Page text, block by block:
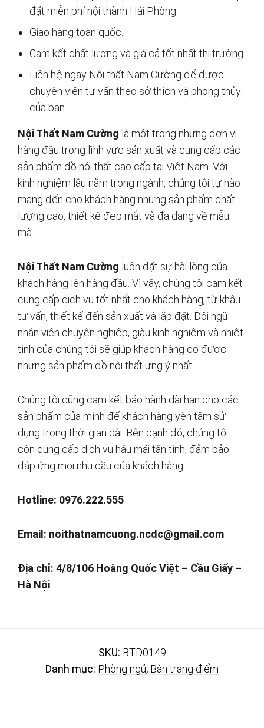
đặt miễn phí nội thành Hải Phòng.
Giao hàng toàn quốc.
Cam kết chất lượng và giá cả tốt nhất thị trường
Liên hệ ngay Nội thất Nam Cường để được
chuyên viên tư vấn theo sở thích và phong thủy
của bạn.
Nội Thất Nam Cường là một trong những đơn vị
hàng đầu trong lĩnh vực sản xuất và cung cấp các
sản phẩm đồ nội thất cao cấp tại Việt Nam. Với
kinh nghiệm lâu năm trong ngành, chúng tôi tự hào
mang đến cho khách hàng những sản phẩm chất
lượng cao, thiết kế đẹp mắt và đa dạng về mẫu
mã.
Nội Thất Nam Cường luôn đặt sự hài lòng của
khách hàng lên hàng đầu. Vì vậy, chúng tôi cam kết
cung cấp dịch vụ tốt nhất cho khách hàng, từ khâu
tư vấn, thiết kế đến sản xuất và lắp đặt. Đội ngũ
nhân viên chuyên nghiệp, giàu kinh nghiệm và nhiệt
tình của chúng tôi sẽ giúp khách hàng có được
những sản phẩm đồ nội thất ưng ý nhất.
Chúng tôi cũng cam kết bảo hành dài hạn cho các
sản phẩm của mình để khách hàng yên tâm sử
dụng trong thời gian dài. Bên cạnh đó, chúng tôi
còn cung cấp dịch vụ hậu mãi tận tình, đảm bảo
đáp ứng mọi nhu cầu của khách hàng.
Hotline: 0976.222.555
Email: noithatnamcuong.ncdc@gmail.com
Địa chỉ: 4/8/106 Hoàng Quốc Việt – Cầu Giấy –
Hà Nội
SKU: BTD0149
Danh mục: Phòng ngủ, Bàn trang điểm